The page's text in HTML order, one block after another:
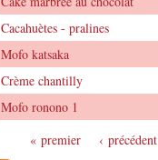
Cacahuètes - pralines
Mofo katsaka
Crème chantilly
Mofo ronono 1
Pages« premier ‹ précédent